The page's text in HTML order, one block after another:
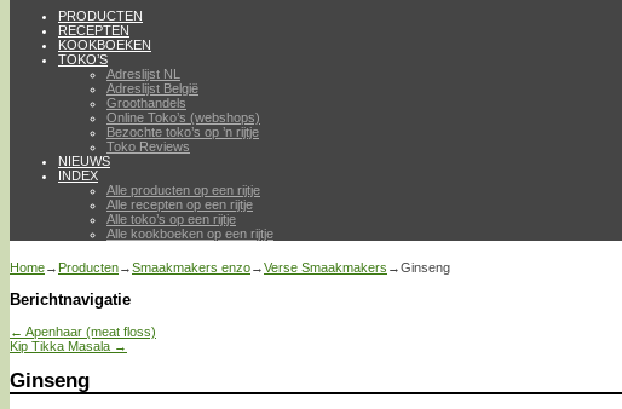
PRODUCTEN
RECEPTEN
KOOKBOEKEN
TOKO’S
Adreslijst NL
Adreslijst België
Groothandels
Online Toko’s (webshops)
Bezochte toko’s op ’n rijtje
Toko Reviews
NIEUWS
INDEX
Alle producten op een rijtje
Alle recepten op een rijtje
Alle toko’s op een rijtje
Alle kookboeken op een rijtje
Home→ Producten→Smaakmakers enzo→Verse Smaakmakers →Ginseng
Berichtnavigatie
← Apenhaar (meat floss)
Kip Tikka Masala →
Ginseng